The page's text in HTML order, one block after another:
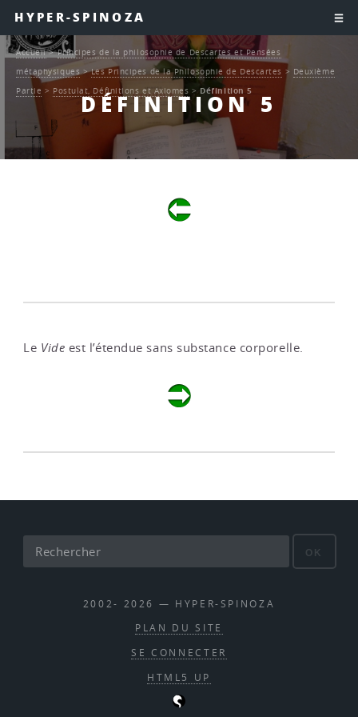
HYPER-SPINOZA
DÉFINITION 5
Accueil>Principes de la philosophie de Descartes et Pensées
métaphysiques >Les Principes de la Philosophie de Descartes > Deuxième
Partie > Postulat, Définitions et Axiomes >Définition 5
Le Vide est l’étendue sans substance corporelle.
OK
2002- 2026 — HYPER-SPINOZA
PLAN DU SITE
SE CONNECTER
HTML5 UP